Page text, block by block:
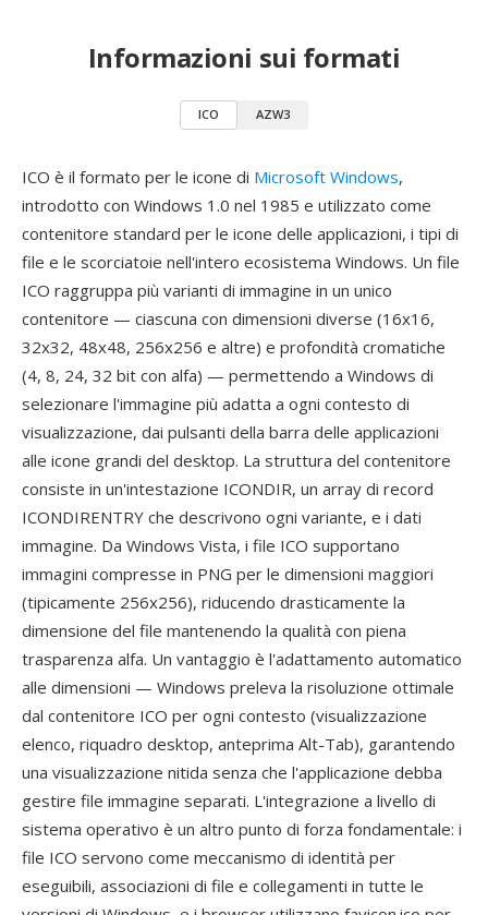
Informazioni sui formati
ICO AZW3
ICO è il formato per le icone di Microsoft Windows,
introdotto con Windows 1.0 nel 1985 e utilizzato come
contenitore standard per le icone delle applicazioni, i tipi di
file e le scorciatoie nell'intero ecosistema Windows. Un file
ICO raggruppa più varianti di immagine in un unico
contenitore — ciascuna con dimensioni diverse (16x16,
32x32, 48x48, 256x256 e altre) e profondità cromatiche
(4, 8, 24, 32 bit con alfa) — permettendo a Windows di
selezionare l'immagine più adatta a ogni contesto di
visualizzazione, dai pulsanti della barra delle applicazioni
alle icone grandi del desktop. La struttura del contenitore
consiste in un'intestazione ICONDIR, un array di record
ICONDIRENTRY che descrivono ogni variante, e i dati
immagine. Da Windows Vista, i file ICO supportano
immagini compresse in PNG per le dimensioni maggiori
(tipicamente 256x256), riducendo drasticamente la
dimensione del file mantenendo la qualità con piena
trasparenza alfa. Un vantaggio è l'adattamento automatico
alle dimensioni — Windows preleva la risoluzione ottimale
dal contenitore ICO per ogni contesto (visualizzazione
elenco, riquadro desktop, anteprima Alt-Tab), garantendo
una visualizzazione nitida senza che l'applicazione debba
gestire file immagine separati. L'integrazione a livello di
sistema operativo è un altro punto di forza fondamentale: i
file ICO servono come meccanismo di identità per
eseguibili, associazioni di file e collegamenti in tutte le